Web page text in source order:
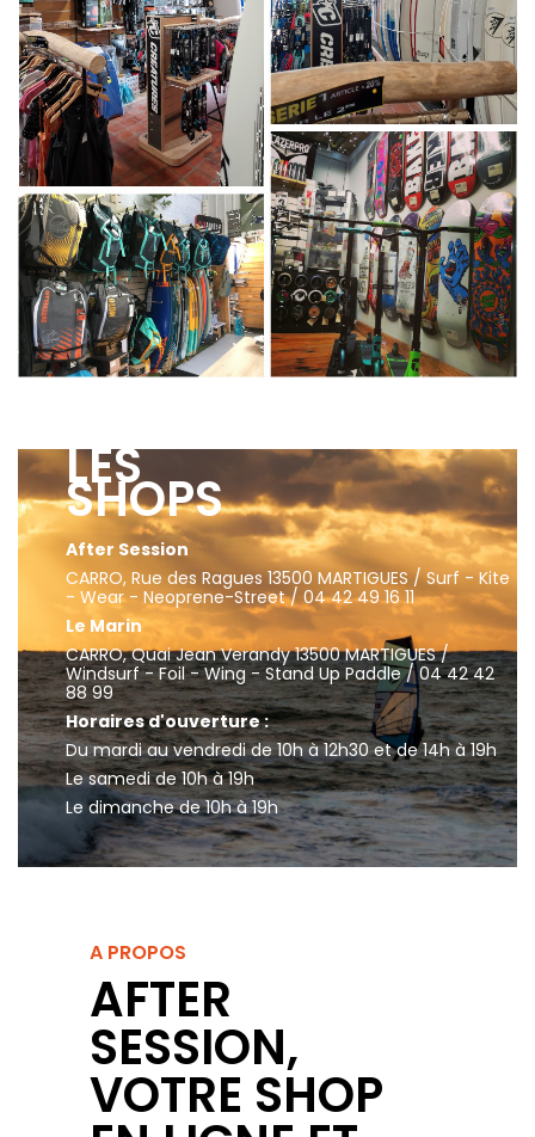
LES
SHOPS
After Session
CARRO, Rue des Ragues 13500 MARTIGUES / Surf - Kite
- Wear - Neoprene-Street / 04 42 49 16 11
Le Marin
CARRO, Quai Jean Verandy 13500 MARTIGUES /
Windsurf - Foil - Wing - Stand Up Paddle / 04 42 42
88 99
Horaires d'ouverture :
Du mardi au vendredi de 10h à 12h30 et de 14h à 19h
Le samedi de 10h à 19h
Le dimanche de 10h à 19h
A PROPOS
AFTER
SESSION,
VOTRE SHOP